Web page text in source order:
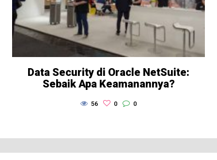
Data Security di Oracle NetSuite:
Sebaik Apa Keamanannya?
56 0 0